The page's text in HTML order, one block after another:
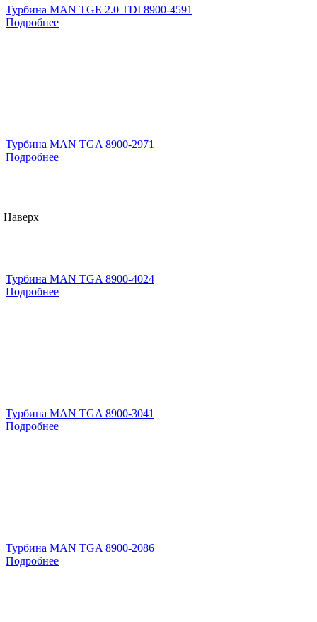
Турбина MAN TGE 2.0 TDI 8900-4591
Подробнее
Турбина MAN TGA 8900-2971
Подробнее
Турбина MAN TGA 8900-4024
Подробнее
Турбина MAN TGA 8900-3041
Подробнее
Турбина MAN TGA 8900-2086
Подробнее
Наверх